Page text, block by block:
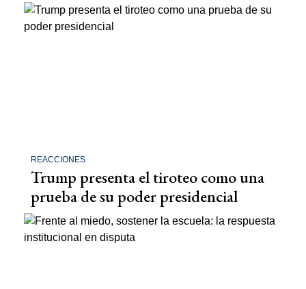
REACCIONES
Trump presenta el tiroteo como una
prueba de su poder presidencial